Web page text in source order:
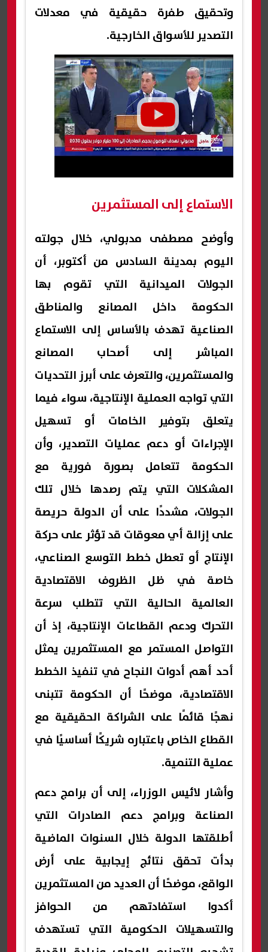
وتحقيق طفرة حقيقية في معدلات
التصدير للأسواق الخارجية.
الاستماع إلى المستثمرين
وأوضح مصطفى مدبولي، خلال جولته
اليوم بمدينة السادس من أكتوبر، أن
الجولات الميدانية التي تقوم بها
الحكومة داخل المصانع والمناطق
الصناعية تهدف بالأساس إلى الاستماع
المباشر إلى أصحاب المصانع
والمستثمرين، والتعرف على أبرز التحديات
التي تواجه العملية الإنتاجية، سواء فيما
يتعلق بتوفير الخامات أو تسهيل
الإجراءات أو دعم عمليات التصدير، وأن
الحكومة تتعامل بصورة فورية مع
المشكلات التي يتم رصدها خلال تلك
الجولات، مشددًا على أن الدولة حريصة
على إزالة أي معوقات قد تؤثر على حركة
الإنتاج أو تعطل خطط التوسع الصناعي،
خاصة في ظل الظروف الاقتصادية
العالمية الحالية التي تتطلب سرعة
التحرك ودعم القطاعات الإنتاجية، إذ أن
التواصل المستمر مع المستثمرين يمثل
أحد أهم أدوات النجاح في تنفيذ الخطط
الاقتصادية، موضحًا أن الحكومة تتبنى
نهجًا قائمًا على الشراكة الحقيقية مع
القطاع الخاص باعتباره شريكًا أساسيًا في
عملية التنمية.
وأشار لائيس الوزراء، إلى أن برامج دعم
الصناعة وبرامج دعم الصادرات التي
أطلقتها الدولة خلال السنوات الماضية
بدأت تحقق نتائج إيجابية على أرض
الواقع، موضحًا أن العديد من المستثمرين
أكدوا استفادتهم من الحوافز
والتسهيلات الحكومية التي تستهدف